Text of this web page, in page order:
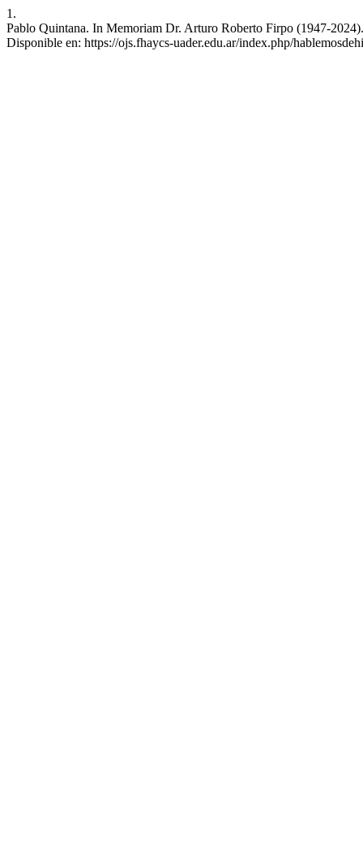
1.
Pablo Quintana. In Memoriam Dr. Arturo Roberto Firpo (1947-
Disponible en: https://ojs.fhaycs-uader.edu.ar/index.php/